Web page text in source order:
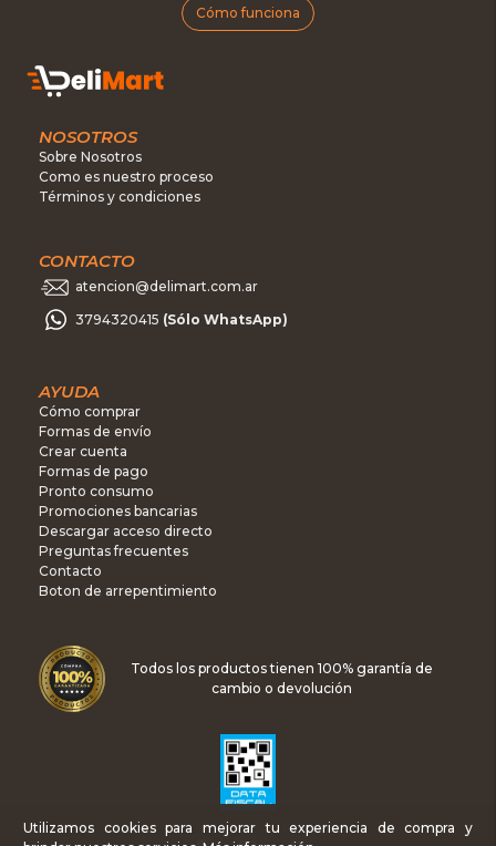
Cómo funciona
NOSOTROS
Sobre Nosotros
Como es nuestro proceso
Términos y condiciones
CONTACTO
atencion@delimart.com.ar
3794320415 (Sólo WhatsApp)
AYUDA
Cómo comprar
Formas de envío
Crear cuenta
Formas de pago
Pronto consumo
Promociones bancarias
Descargar acceso directo
Preguntas frecuentes
Contacto
Boton de arrepentimiento
Todos los productos tienen 100% garantía de
cambio o devolución
Utilizamos cookies para mejorar tu experiencia de compra y